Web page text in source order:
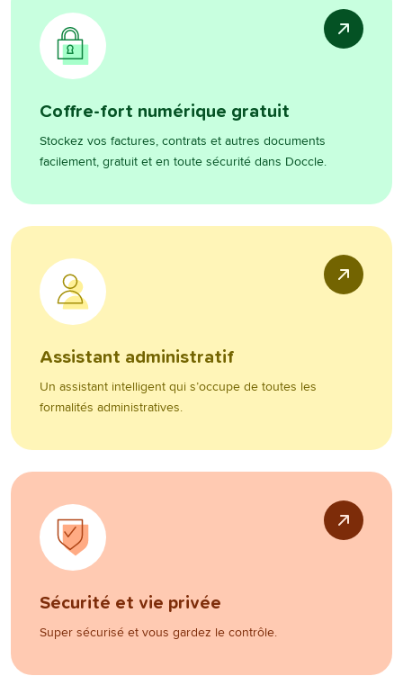
Coffre-fort numérique gratuit
Stockez vos factures, contrats et autres documents
facilement, gratuit et en toute sécurité dans Doccle.
Assistant administratif
Un assistant intelligent qui s’occupe de toutes les
formalités administratives.
Sécurité et vie privée
Super sécurisé et vous gardez le contrôle.